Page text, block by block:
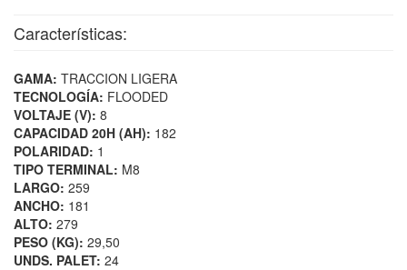
Características:
GAMA: TRACCION LIGERA
TECNOLOGÍA: FLOODED
VOLTAJE (V): 8
CAPACIDAD 20H (AH): 182
POLARIDAD: 1
TIPO TERMINAL: M8
LARGO: 259
ANCHO: 181
ALTO: 279
PESO (KG): 29,50
UNDS. PALET: 24